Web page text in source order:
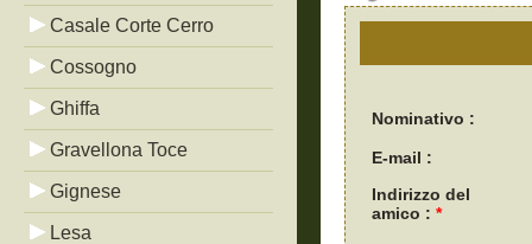
Casale Corte Cerro
Cossogno
Ghiffa
Gravellona Toce
Gignese
Lesa
Nominativo :
E-mail :
Indirizzo del
amico : *